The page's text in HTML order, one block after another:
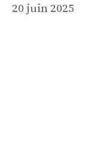
20 juin 2025